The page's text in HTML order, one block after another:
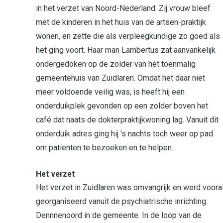
in het verzet van Noord-Nederland. Zij vrouw bleef
met de kinderen in het huis van de artsen-praktijk
wonen, en zette die als verpleegkundige zo goed als
het ging voort. Haar man Lambertus zat aanvankelijk
ondergedoken op de zolder van het toenmalig
gemeentehuis van Zuidlaren. Omdat het daar niet
meer voldoende veilig was, is heeft hij een
onderduikplek gevonden op een zolder boven het
café dat naats de dokterpraktijkwoning lag. Vanuit dit
onderduik adres ging hij 's nachts toch weer op pad
om patienten te bezoeken en te helpen.
Het verzet
Het verzet in Zuidlaren was omvangrijk en werd
georganiseerd vanuit de psychiatrische inrichting
Dennnenoord in de gemeente. In de loop van de